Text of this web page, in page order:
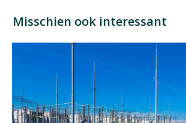
Misschien ook interessant